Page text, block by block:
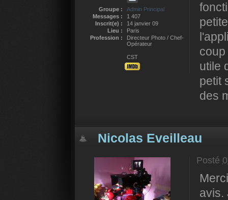
Groupe :
Admin Principal
Messages :
1 407
Inscrit(e) :
14 janvier 09
Lieu :
Paris
Profession :
Directeur Photo / Chef-
Opérateur
CST
utile
petit
des
Nicolas Eveilleau
Posté
avis.